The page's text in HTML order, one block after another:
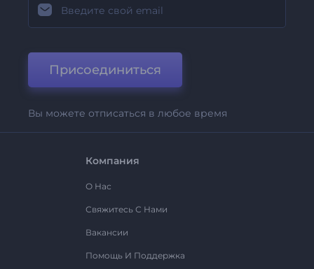
Присоединиться
Вы можете отписаться в любое время
Компания
О Нас
Свяжитесь С Нами
Вакансии
Помощь И Поддержка